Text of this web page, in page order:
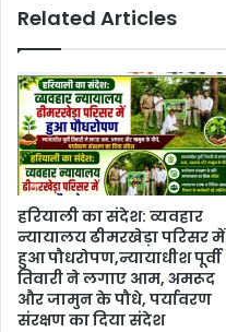
Related Articles
हरियाली का संदेश: व्यवहार
न्यायालय ढीमरखेड़ा परिसर में
हुआ पौधरोपण,न्यायाधीश पूर्वी
तिवारी ने लगाए आम, अमरूद
और जामुन के पौधे, पर्यावरण
संरक्षण का दिया संदेश